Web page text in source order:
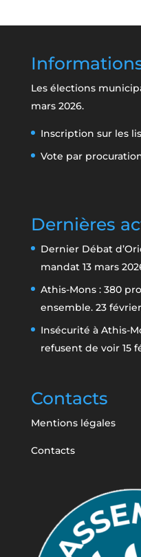
Les élections
mars 2026.
Inscription sur les
Vote par
Dernières
Dernier Débat
mandat 13 mars
Athis-Mons : 380
ensemble. 23
Insécurité à Athis-
refusent de voir 15
Contacts
Mentions légales
Contacts